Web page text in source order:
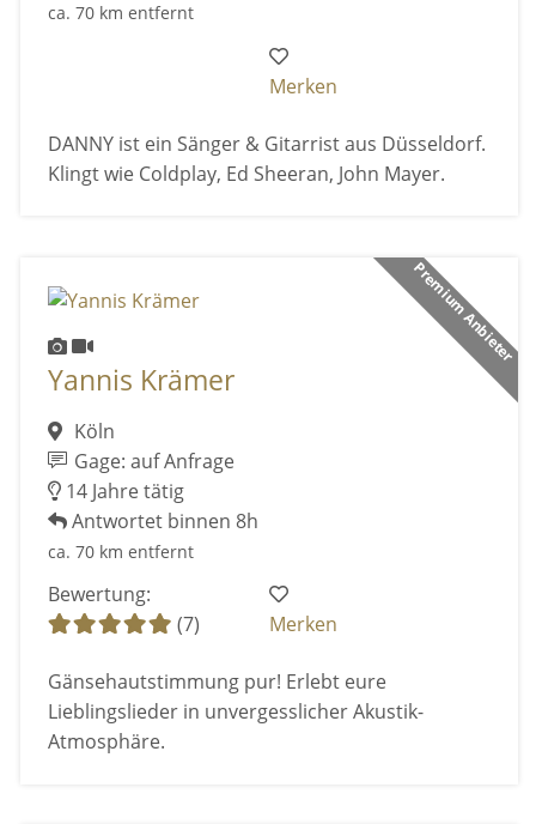
ca. 70 km entfernt
Merken
DANNY ist ein Sänger & Gitarrist aus Düsseldorf.
Klingt wie Coldplay, Ed Sheeran, John Mayer.
Premium Anbieter
Yannis Krämer
Köln
Gage: auf Anfrage
14 Jahre tätig
Antwortet binnen 8h
ca. 70 km entfernt
Bewertung:
(7)
Merken
Gänsehautstimmung pur! Erlebt eure
Lieblingslieder in unvergesslicher Akustik-
Atmosphäre.